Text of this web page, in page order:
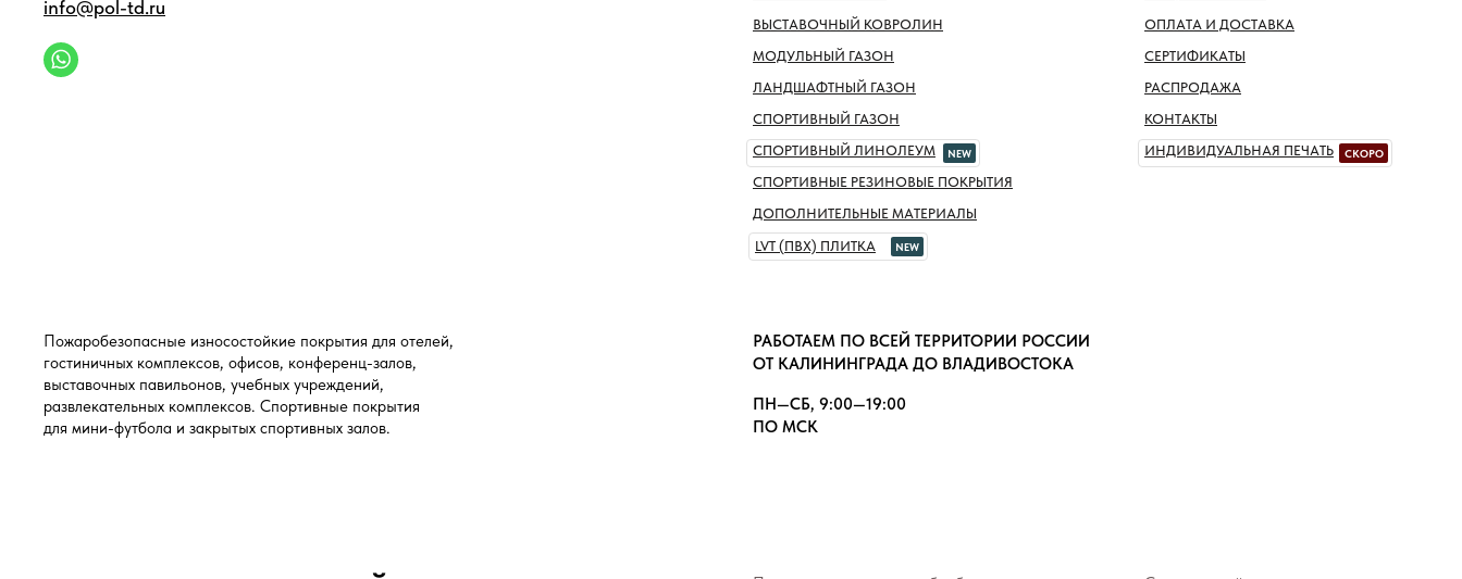
info@pol-td.ru
ВЫСТАВОЧНЫЙ КОВРОЛИН
СПОРТИВНЫЙ ГАЗОН
МОДУЛЬНЫЙ ГАЗОН
СПОРТИВНЫЙ ЛИНОЛЕУМ NEW
СПОРТИВНЫЕ РЕЗИНОВЫЕ ПОКРЫТИЯ
Пожаробезопасные износостойкие покрытия для отелей,
гостиничных комплексов, офисов, конференц-залов,
выставочных павильонов, учебных учреждений,
развлекательных комплексов. Спортивные покрытия
для мини-футбола и закрытых спортивных залов.
ОПЛАТА И ДОСТАВКА
СЕРТИФИКАТЫ
РАСПРОДАЖА
КОНТАКТЫ
ИНДИВИДУАЛЬНАЯ ПЕЧАТЬ
СКОРО
РАБОТАЕМ ПО ВСЕЙ ТЕРРИТОРИИ РОССИИ
ОТ КАЛИНИНГРАДА ДО ВЛАДИВОСТОКА
ПН—СБ, 9:00—19:00
ПО МСК
ЛАНДШАФТНЫЙ ГАЗОН
ДОПОЛНИТЕЛЬНЫЕ МАТЕРИАЛЫ
LVT (ПВХ) ПЛИТКА
NEW